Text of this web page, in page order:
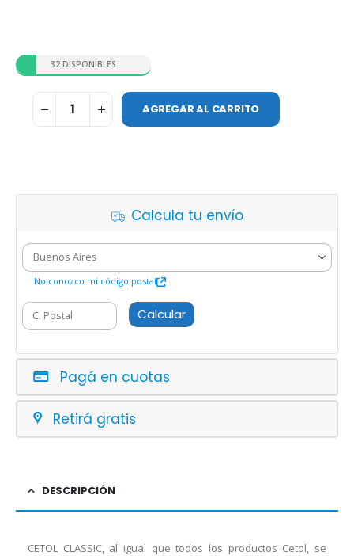
32 DISPONIBLES
AGREGAR AL CARRITO
Calcula tu envío
No conozco mi código postal
Calcular
Pagá en cuotas
Retirá gratis
DESCRIPCIÓN
CETOL CLASSIC, al igual que todos los productos Cetol, se